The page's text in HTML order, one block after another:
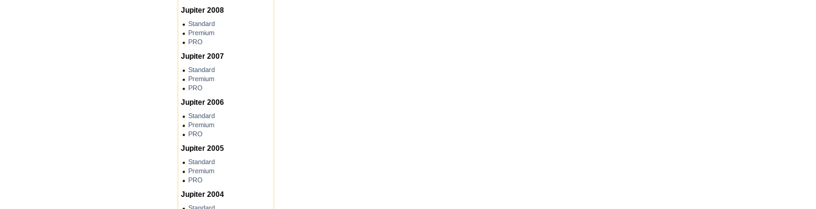
Jupiter 2008
Standard
Premium
PRO
Jupiter 2007
Standard
Premium
PRO
Jupiter 2006
Standard
Premium
PRO
Jupiter 2005
Standard
Premium
PRO
Jupiter 2004